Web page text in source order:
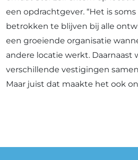
een opdrachtgever. “Het is
betrokken te blijven bij alle
een groeiende organisatie
andere locatie werkt. Daarnaast
verschillende vestigingen
Maar juist dat maakte het ook